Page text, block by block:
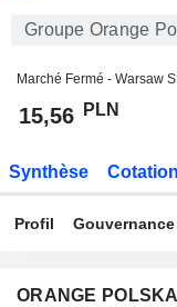
Groupe Orange
Marché Fermé - Warsaw
15,56 PLN
Synthèse
Profil Gouvernance
ORANGE